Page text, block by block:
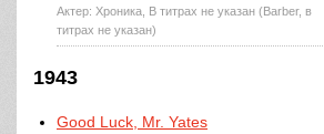
Актер: Хроника, В титрах не указан (Barber, в
титрах не указан)
1943
Good Luck, Mr. Yates